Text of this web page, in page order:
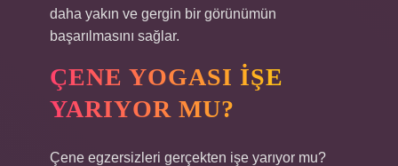
daha yakın ve gergin bir görünümün
başarılmasını sağlar.
ÇENE YOGASI IŞE
YARIYOR MU?
Çene egzersizleri gerçekten işe yarıyor mu?